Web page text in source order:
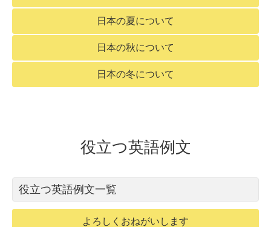
日本の夏について
日本の秋について
日本の冬について
役立つ英語例文
役立つ英語例文一覧
よろしくおねがいします